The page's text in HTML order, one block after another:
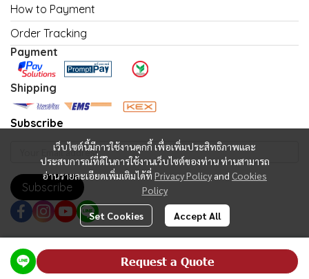
Request a Quote
เว็บไซต์นี้มีการใช้งานคุกกี้ เพื่อเพิ่มประสิทธิภาพและ
ประสบการณ์ที่ดีในการใช้งานเว็บไซต์ของท่าน ท่านสามารถ
อ่านรายละเอียดเพิ่มเติมได้ที่ Privacy Policy and Cookies
Policy
Set Cookies Accept All
How to Payment
Order Tracking
Payment
Shipping
Subscribe
Subscribe
Copyright | All Rights Reserved | Powered by MWE
Powered By MakeWebEasy